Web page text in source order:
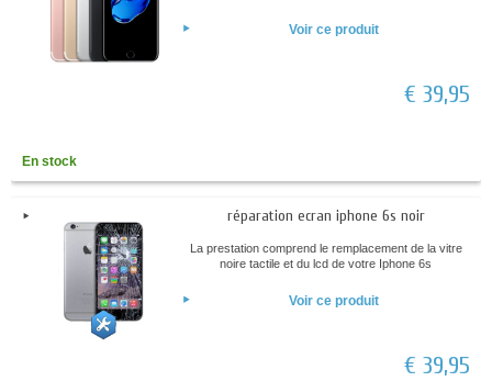
Voir ce produit
€ 39,95
En stock
réparation ecran iphone 6s noir
La prestation comprend le remplacement de la vitre
noire tactile et du lcd de votre Iphone 6s
Voir ce produit
€ 39,95